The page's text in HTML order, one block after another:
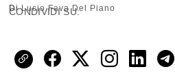
DiLucio Fava Del Piano
CONDIVIDI SU: